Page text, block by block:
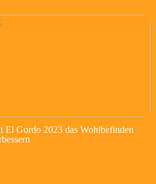
El Gordo 2023 das Wohlbefinden